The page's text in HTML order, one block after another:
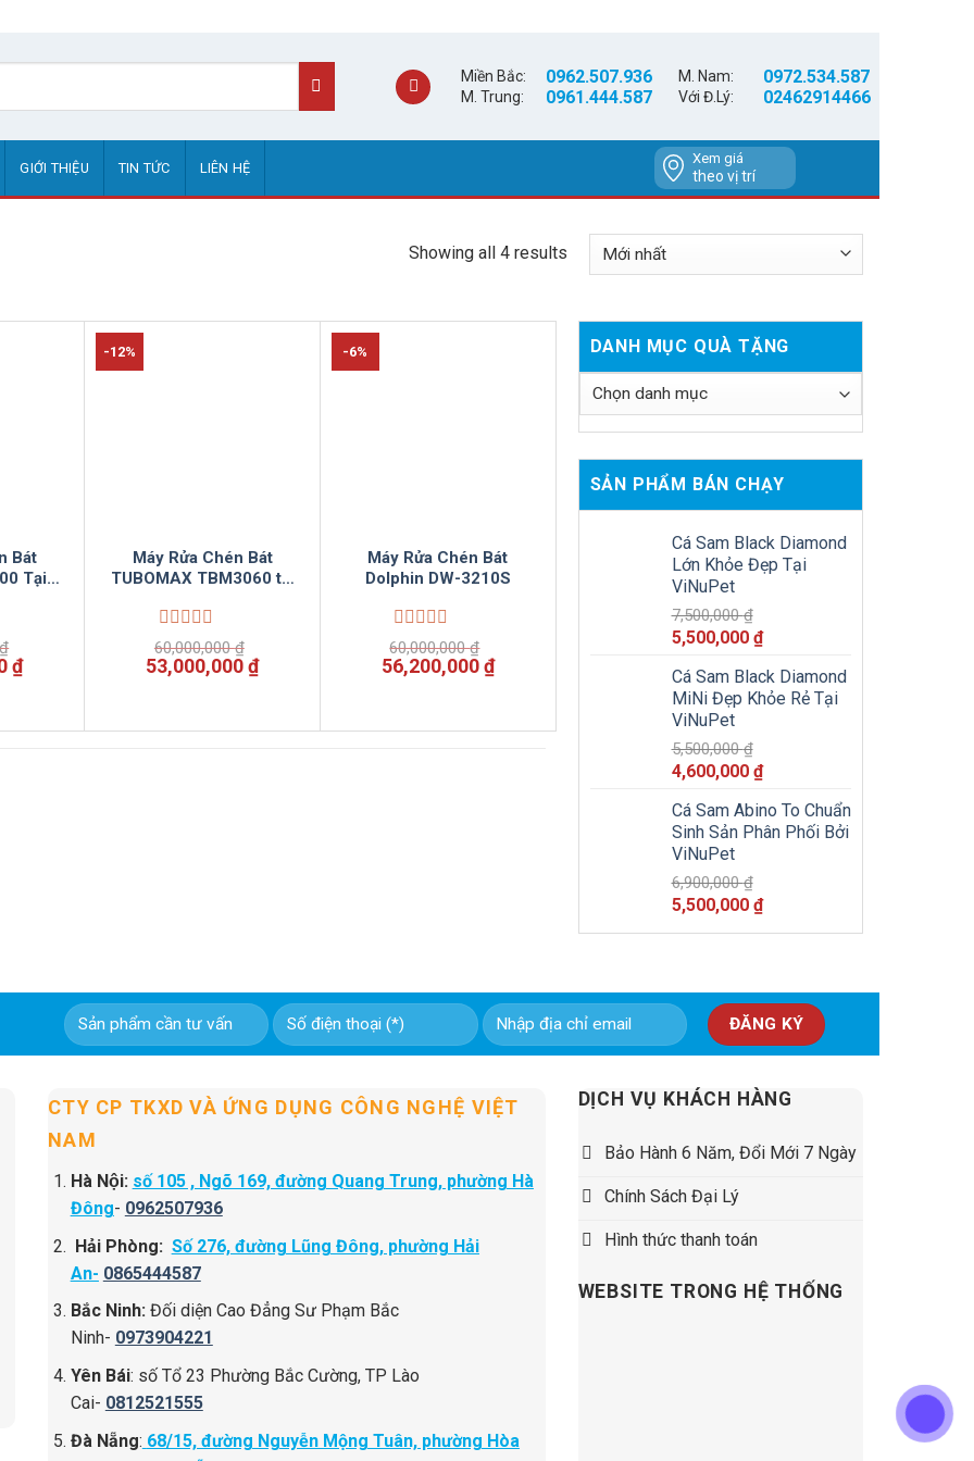
Miền Bắc: 0962.507.936 M. Nam: 0972.534.587
M. Trung: 0961.444.587 Với Đ.Lý: 02462914466
GIỚI THIỆU TIN TỨC LIÊN HỆ
Xem giá
theo vị trí
Showing all 4 results
Bát
Tại
₫
₫Giá
-12%
Máy Rửa Chén Bát
TUBOMAX TBM3060 tại
Được
xếp
hạng
sao
60,000,000₫
Giá
gốc
53,000,000₫Giá
-6%
Máy Rửa Chén Bát
Dolphin DW-3210S
Được
xếp
hạng
sao
60,000,000₫
Giá
gốc
56,200,000₫Giá
hiện
DANH MỤC QUÀ TẶNG
SẢN PHẨM BÁN CHẠY
Cá Sam Black Diamond
Lớn Khỏe Đẹp Tại
ViNuPet
7,500,000₫
Giá
là:
7,500,000 ₫.
5,500,000 ₫Giá
tại
là:
Cá Sam Black Diamond
MiNi Đẹp Khỏe Rẻ Tại
ViNuPet
5,500,000₫
Giá
là:
5,500,000 ₫.
4,600,000 ₫Giá
tại
là:
Cá Sam Abino To Chuẩn
Sinh Sản Phân Phối Bởi
ViNuPet
6,900,000₫
Giá
5,500,000 ₫Giá
5,500,000 ₫.
CTY CP TKXD VÀ ỨNG DỤNG CÔNG NGHỆ VIỆT
NAM
Hà Nội: số 105 , Ngõ 169, đường Quang Trung, phường Hà
Đông- 0962507936
Hải Phòng: Số 276, đường Lũng Đông, phường Hải
An- 0865444587
Bắc Ninh: Đối diện Cao Đẳng Sư Phạm Bắc
Ninh- 0973904221
Yên Bái: số Tổ 23 Phường Bắc Cường, TP Lào
Cai- 0812521555
Đà Nẵng: 68/15, đường Nguyễn Mộng Tuân, phường Hòa
DỊCH VỤ KHÁCH HÀNG
Bảo Hành 6 Năm, Đổi Mới 7 Ngày
Chính Sách Đại Lý
Hình thức thanh toán
WEBSITE TRONG HỆ THỐNG